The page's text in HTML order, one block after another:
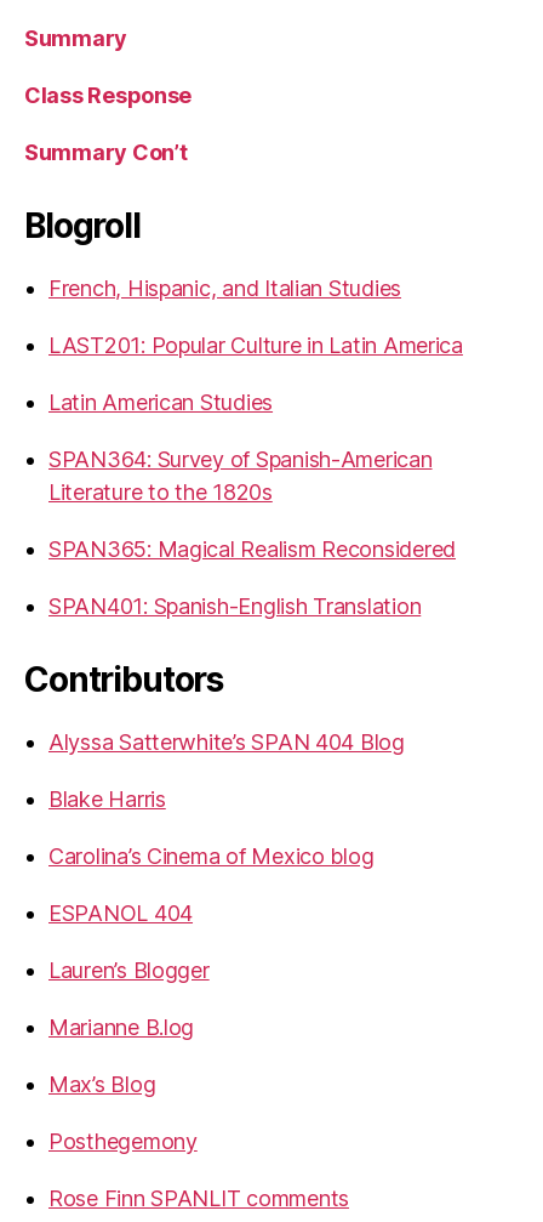
Summary
Class Response
Summary Con’t
Blogroll
French, Hispanic, and Italian Studies
LAST201: Popular Culture in Latin America
Latin American Studies
SPAN364: Survey of Spanish-American
Literature to the 1820s
SPAN365: Magical Realism Reconsidered
SPAN401: Spanish-English Translation
Contributors
Alyssa Satterwhite’s SPAN 404 Blog
Blake Harris
Carolina’s Cinema of Mexico blog
ESPANOL 404
Lauren’s Blogger
Marianne B.log
Max’s Blog
Posthegemony
Rose Finn SPANLIT comments